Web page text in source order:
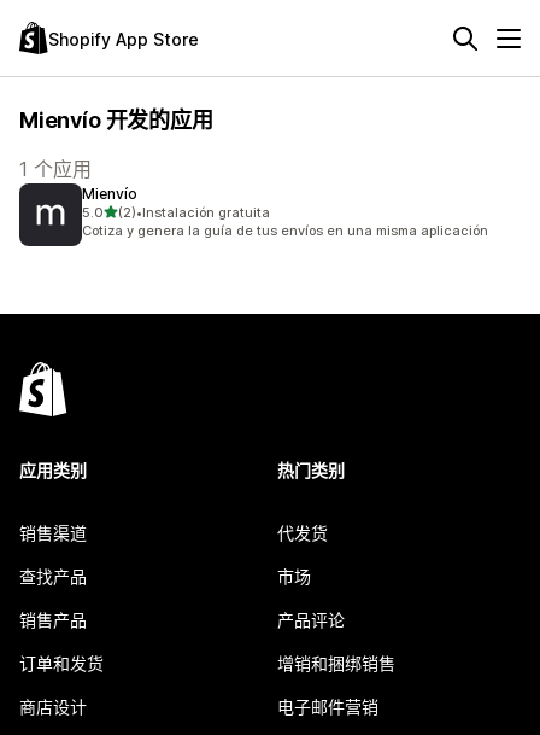
Shopify App Store
Mienvío 开发的应用
1 个应用
Mienvío
5.0星（满分 5 星）
(2)
总共 2 条评论
•Instalación gratuita
Cotiza y genera la guía de tus envíos en una misma aplicación
应用类别
销售渠道
查找产品
销售产品
订单和发货
商店设计
热门类别
代发货
市场
产品评论
增销和捆绑销售
电子邮件营销